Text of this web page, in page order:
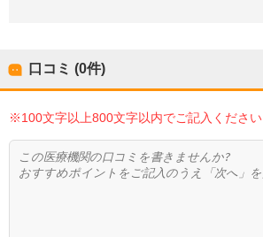
口コミ (0件)
※100文字以上800文字以内でご記入ください